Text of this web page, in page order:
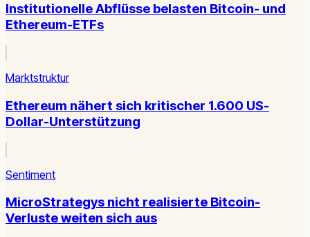
Institutionelle Abflüsse belasten Bitcoin- und
Ethereum-ETFs
Marktstruktur
Ethereum nähert sich kritischer 1.600 US-
Dollar-Unterstützung
Sentiment
MicroStrategys nicht realisierte Bitcoin-
Verluste weiten sich aus